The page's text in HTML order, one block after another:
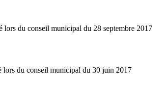
du conseil municipal du 28 septembre 2017
du conseil municipal du 30 juin 2017